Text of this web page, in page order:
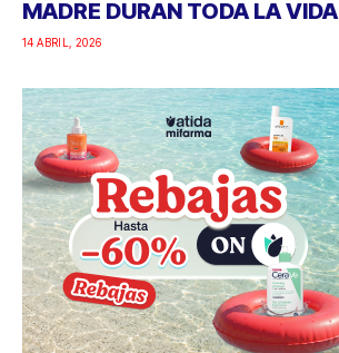
MADRE DURAN TODA LA VIDA
14 ABRIL, 2026